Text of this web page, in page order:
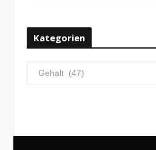
Kategorien
Kategorien